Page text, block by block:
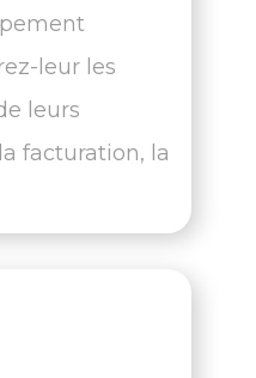
vos outils
au
leur les
leurs
facturation, la